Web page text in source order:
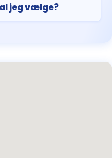
jeg vælge?